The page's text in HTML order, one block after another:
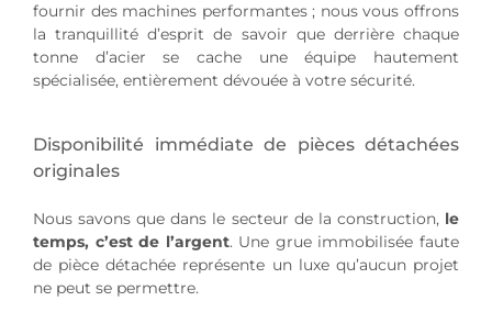
fournir des machines performantes ; nous vous offrons
la tranquillité d’esprit de savoir que derrière chaque
tonne d’acier se cache une équipe hautement
spécialisée, entièrement dévouée à votre sécurité.
Disponibilité immédiate de pièces détachées
originales
Nous savons que dans le secteur de la construction, le
temps, c’est de l’argent. Une grue immobilisée faute
de pièce détachée représente un luxe qu’aucun projet
ne peut se permettre.